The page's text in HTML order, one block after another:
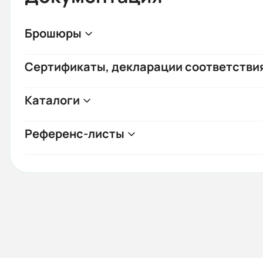
Брошюры
Сертификаты, декларации
Каталоги
Референс-листы